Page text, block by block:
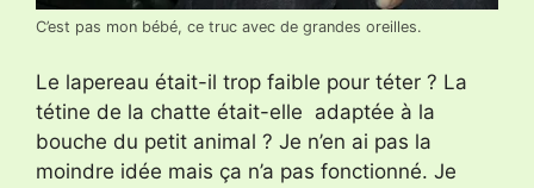
C’est pas mon bébé, ce truc avec de grandes oreilles.
Le lapereau était-il trop faible pour téter ? La
tétine de la chatte était-elle adaptée à la
bouche du petit animal ? Je n’en ai pas la
moindre idée mais ça n’a pas fonctionné. Je